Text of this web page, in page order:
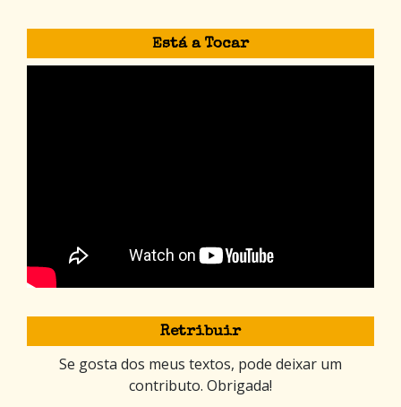
Está a Tocar
Retribuir
Se gosta dos meus textos, pode deixar um
contributo. Obrigada!